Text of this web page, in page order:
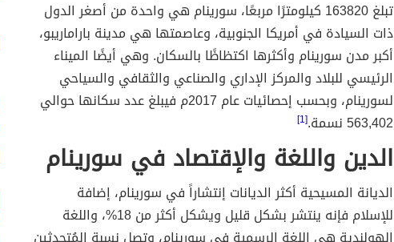
تبلغ 163820 كيلومترًا مربعًا، سورينام هي واحدة من أصغر الدول
ذات السيادة في أمريكا الجنوبية، وعاصمتها هي مدينة باراماريبو،
أكبر مدن سورينام وأكثرها اكتظاظًا بالسكان. وهي أيضًا الميناء
الرئيسي للبلاد والمركز الإداري والصناعي والثقافي والسياحي
لسورينام، وبحسب إحصائيات عام 2017م فيبلغ عدد سكانها حوالي
563,402 نسمة.
[1]
الدين واللغة والإقتصاد في سورينام
الديانة المسيحية أكثر الديانات إنتشاراً في سورينام، إضافة
للإسلام فإنه ينتشر بشكل قليل ويشكل أكثر من 18%، واللغة